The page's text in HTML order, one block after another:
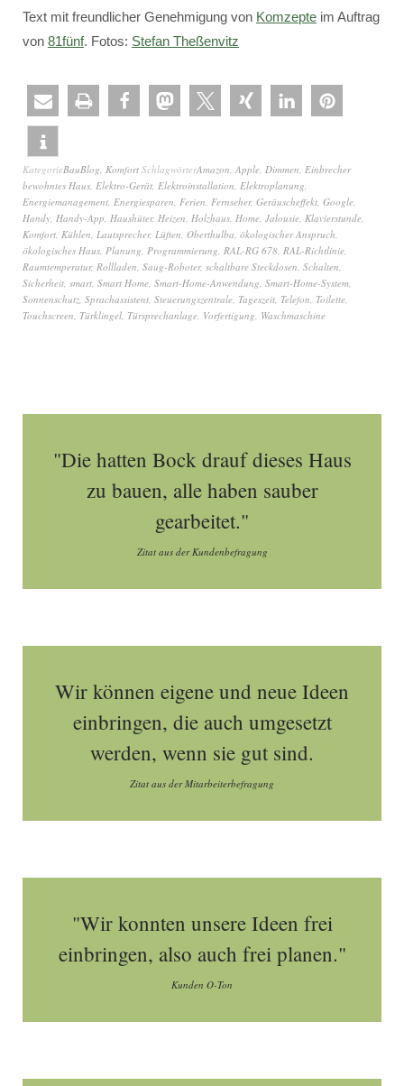
Text mit freundlicher Genehmigung von Komzepte im Auftrag
von 81fünf. Fotos: Stefan Theßenvitz
KategorieBauBlog, Komfort SchlagwörterAmazon, Apple, Dimmen, Einbrecher
bewohntes Haus, Elektro-Gerät, Elektroinstallation, Elektroplanung,
Energiemanagement, Energiesparen, Ferien, Fernseher, Geräuscheffekt, Google,
Handy, Handy-App, Haushüter, Heizen, Holzhaus, Home, Jalousie, Klavierstunde,
Komfort, Kühlen, Lautsprecher, Lüften, Oberthulba, ökologischer Anspruch,
ökologisches Haus, Planung, Programmierung, RAL-RG 678, RAL-Richtlinie,
Raumtemperatur, Rollladen, Saug-Roboter, schaltbare Steckdosen, Schalten,
Sicherheit, smart, Smart Home, Smart-Home-Anwendung, Smart-Home-System,
Sonnenschutz, Sprachassistent, Steuerungszentrale, Tageszeit, Telefon, Toilette,
Touchscreen, Türklingel, Türsprechanlage, Vorfertigung, Waschmaschine
"Die hatten Bock drauf dieses Haus
zu bauen, alle haben sauber
gearbeitet."
Zitat aus der Kundenbefragung
Wir können eigene und neue Ideen
einbringen, die auch umgesetzt
werden, wenn sie gut sind.
Zitat aus der Mitarbeiterbefragung
"Wir konnten unsere Ideen frei
einbringen, also auch frei planen."
Kunden O-Ton